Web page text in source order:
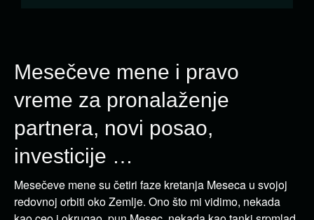
Mesečeve mene i pravo
vreme za pronalaženje
partnera, novi posao,
investicije …
Mesečeve mene su četiri faze kretanja Meseca u svojoj
redovnoj orbiti oko Zemlje. Ono što mi vidimo, nekada